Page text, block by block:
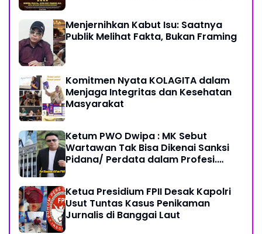
Menjernihkan Kabut Isu: Saatnya
Publik Melihat Fakta, Bukan Framing
Komitmen Nyata KOLAGITA dalam
Menjaga Integritas dan Kesehatan
Masyarakat
Ketum PWO Dwipa : MK Sebut
Wartawan Tak Bisa Dikenai Sanksi
Pidana/ Perdata dalam Profesi.
Ketua Presidium FPII Desak Kapolri
Usut Tuntas Kasus Penikaman
Jurnalis di Banggai Laut